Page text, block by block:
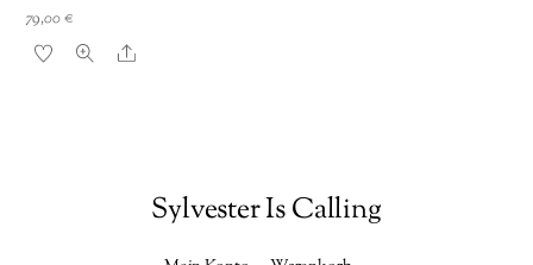
79,00€
Share
Sylvester Is Calling